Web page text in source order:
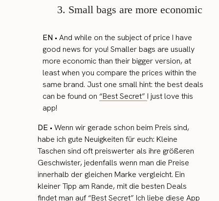
3. Small bags are more economic
EN • And while on the subject of price I have
good news for you! Smaller bags are usually
more economic than their bigger version, at
least when you compare the prices within the
same brand. Just one small hint: the best deals
can be found on“Best Secret”I just love this
app!
DE • Wenn wir gerade schon beim Preis sind,
habe ich gute Neuigkeiten für euch: Kleine
Taschen sind oft preiswerter als ihre größeren
Geschwister, jedenfalls wenn man die Preise
innerhalb der gleichen Marke vergleicht. Ein
kleiner Tipp am Rande, mit die besten Deals
findet man auf“Best Secret”Ich liebe diese App